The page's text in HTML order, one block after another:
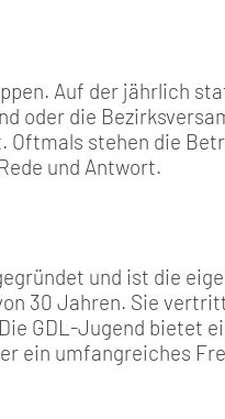
Auf der jährlich
oder die
Oftmals stehen die
und Antwort.
und ist die
30 Jahren. Sie
GDL-Jugend bietet
ein umfangreiches